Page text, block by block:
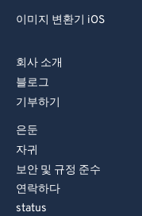
이미지 변환기 iOS
회사 소개
블로그
기부하기
은둔
자귀
보안 및 규정 준수
연락하다
status